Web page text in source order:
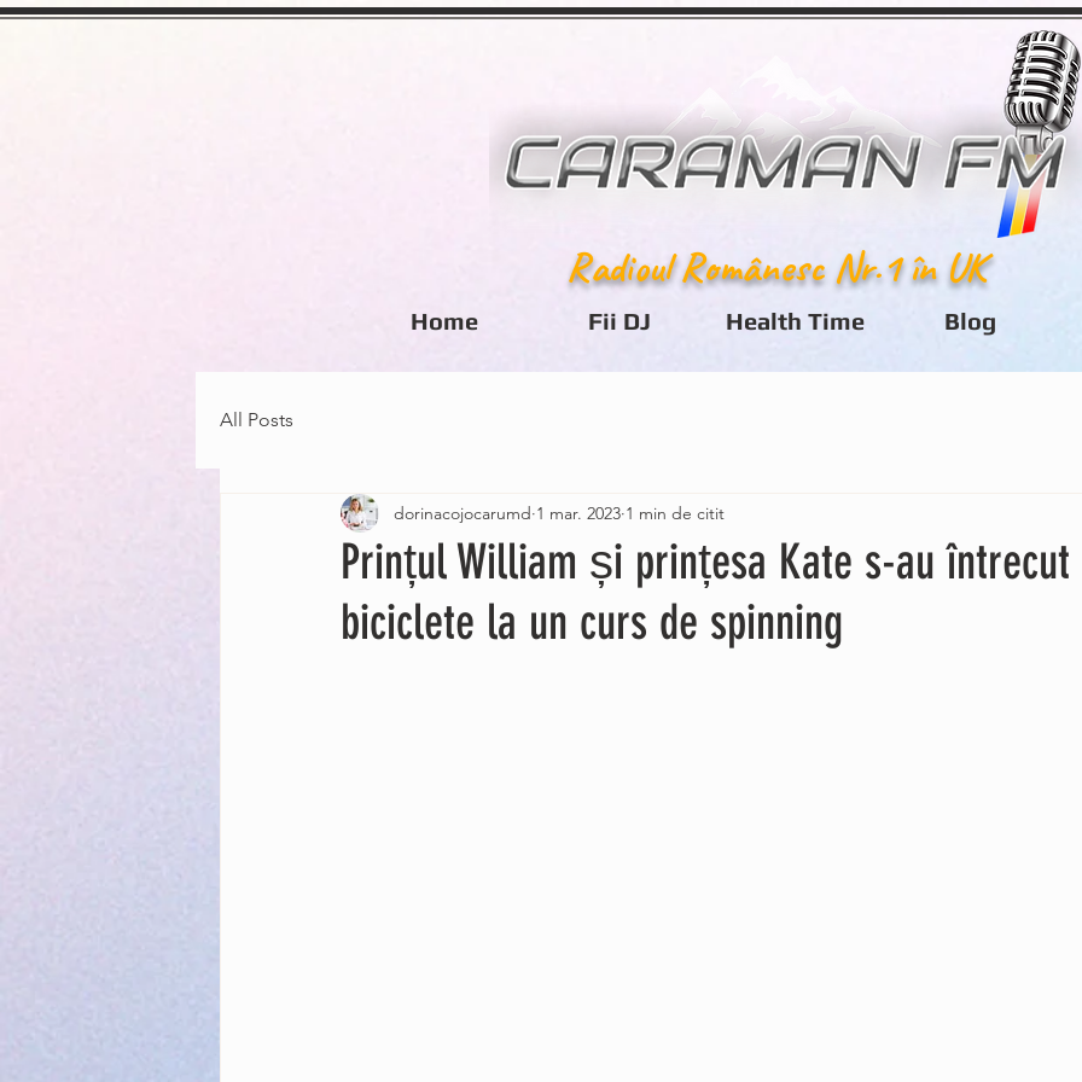
Radioul Românesc Nr.1 în UK
Home Fii DJ Health Time Blog
All Posts
Prințul William și prințesa Kate s-au întrecut
biciclete la un curs de spinning
dorinacojocarumd 1 mar. 2023 1 min de citit